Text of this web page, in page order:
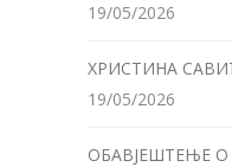
19/05/2026
ХРИСТИНА
19/05/2026
ОБАВЈЕШТЕЊЕ